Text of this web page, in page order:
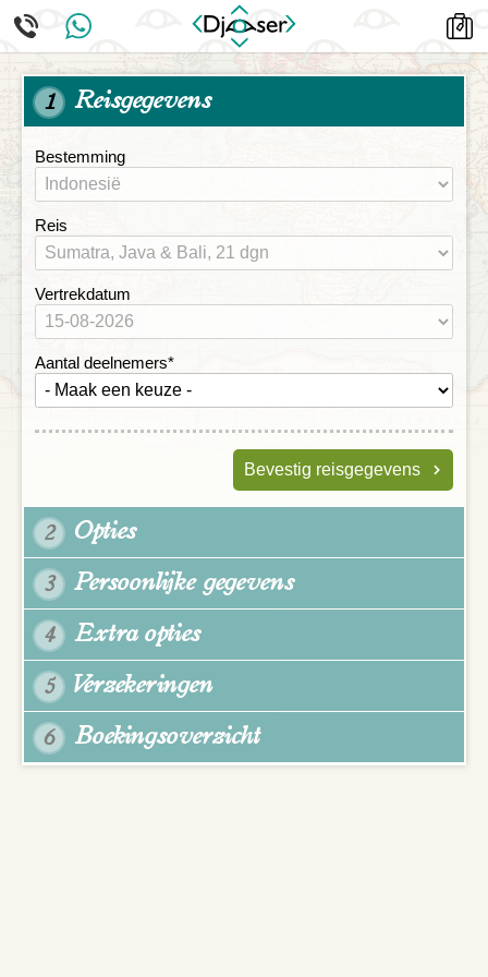
1 Reisgegevens
Bestemming
Reis
Vertrekdatum
Aantal deelnemers*
Bevestig reisgegevens
2 Opties
3 Persoonlijke gegevens
4 Extra opties
5 Verzekeringen
6 Boekingsoverzicht